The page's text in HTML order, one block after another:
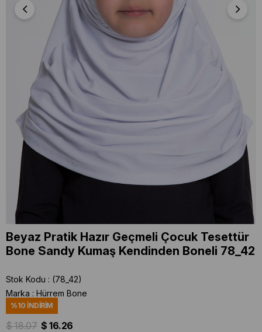
Beyaz Pratik Hazır Geçmeli Çocuk Tesettür
Bone Sandy Kumaş Kendinden Boneli 78_42
Stok Kodu
(78_42)
Marka : Hürrem Bone
%10 İNDIRIM
$ 18.07 $ 16.26